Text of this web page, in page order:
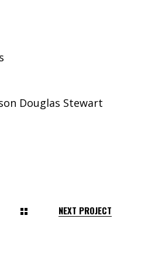
Douglas Stewart
NEXT PROJECT